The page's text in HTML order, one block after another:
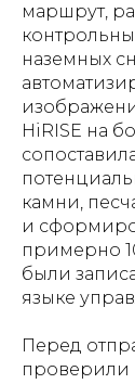
маршрут,
наземных
HiRISE на
камни,
и
примерно
были
языке
Перед
проверили